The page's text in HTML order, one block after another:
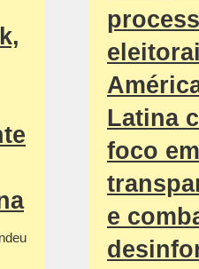
Latina
foco em
e